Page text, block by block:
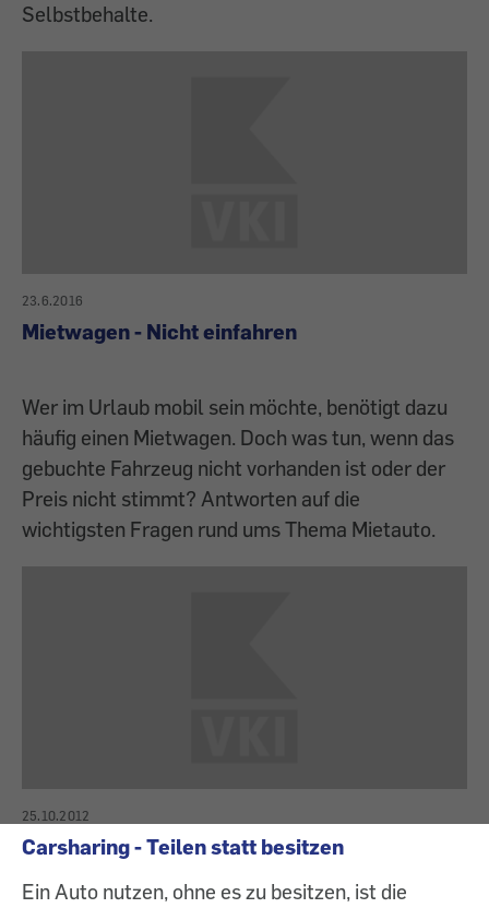
Selbstbehalte.
23.6.2016
Mietwagen - Nicht einfahren
Wer im Urlaub mobil sein möchte, benötigt dazu
häufig einen Mietwagen. Doch was tun, wenn das
gebuchte Fahrzeug nicht vorhanden ist oder der
Preis nicht stimmt? Antworten auf die
wichtigsten Fragen rund ums Thema Mietauto.
25.10.2012
Carsharing - Teilen statt besitzen
Ein Auto nutzen, ohne es zu besitzen, ist die